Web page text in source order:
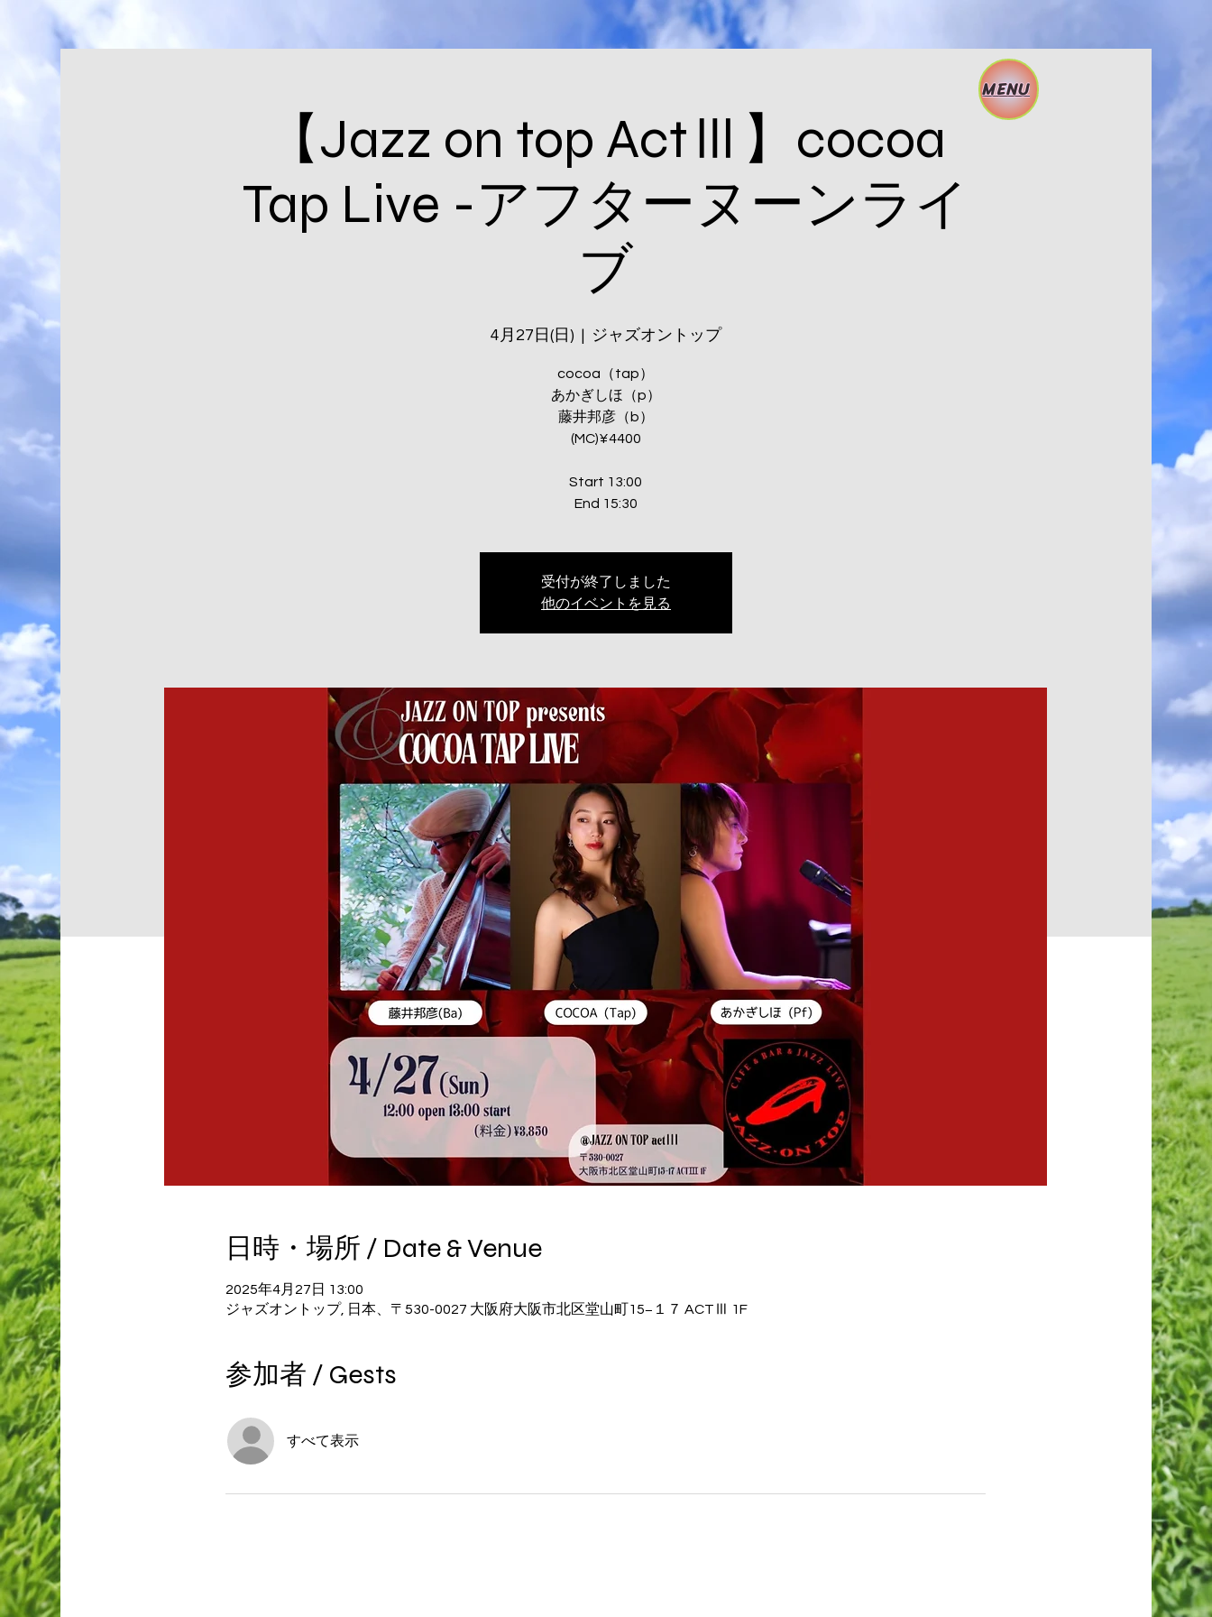
【Jazz on top ActⅢ】cocoa
Tap Live -アフターヌーンライ
ブ
4月27日(日)
  |
ジャズオントップ
cocoa（tap）
あかぎしほ（p）
藤井邦彦（b）
(MC)¥4400
Start 13:00
End 15:30
受付が終了しました
他のイベントを見る
日時・場所 / Date & Venue
2025年4月27日 13:00
ジャズオントップ, 日本、〒530-0027 大阪府大阪市北区堂山町15−１７ ACTⅢ 1F
参加者 / Gests
すべて表示
MENU